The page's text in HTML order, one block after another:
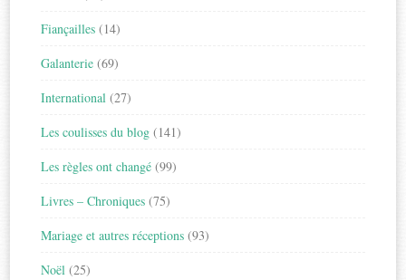
Fiançailles (14)
Galanterie (69)
International (27)
Les coulisses du blog (141)
Les règles ont changé (99)
Livres – Chroniques (75)
Mariage et autres réceptions (93)
Noël (25)